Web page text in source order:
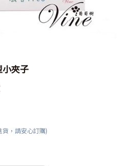
夾子
，請安心訂購)